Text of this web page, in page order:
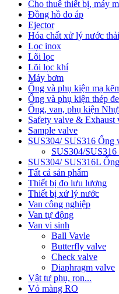
Cho thuê thiết bị, máy
Đồng hồ đo áp
Ejector
Hóa chất xử lý nước thải
Lọc inox
Lõi lọc
Lõi lọc khí
Máy bơm
Ống và phụ kiện mạ
Ống và phụ kiện thép
Ống, van, phụ kiện
Safety valve & Exhaust
Sample valve
SUS304/ SUS316 Ống
SUS304/SUS316
SUS304/ SUS316L
Tất cả sản phẩm
Thiết bị đo lưu lượng
Thiết bị xử lý nước
Van công nghiệp
Van tự động
Van vi sinh
Ball Vavle
Butterfly valve
Check valve
Diaphragm valve
Vật tư phụ, ron...
Vỏ màng RO